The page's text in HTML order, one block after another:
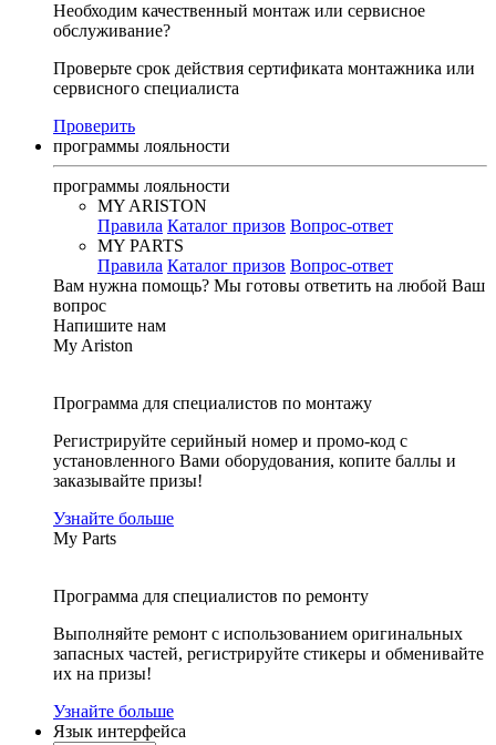
Необходим качественный монтаж или сервисное
обслуживание?
Проверьте срок действия сертификата монтажника или
сервисного специалиста
Проверить
программы лояльности
программы лояльности
MY ARISTON
Правила Каталог призов Вопрос-ответ
MY PARTS
Правила Каталог призов Вопрос-ответ
Вам нужна помощь? Мы готовы ответить на любой Ваш
вопрос
Напишите нам
My Ariston
Программа для специалистов по монтажу
Регистрируйте серийный номер и промо-код с
установленного Вами оборудования, копите баллы и
заказывайте призы!
Узнайте больше
My Parts
Программа для специалистов по ремонту
Выполняйте ремонт с использованием оригинальных
запасных частей, регистрируйте стикеры и обменивайте
их на призы!
Узнайте больше
Язык интерфейса